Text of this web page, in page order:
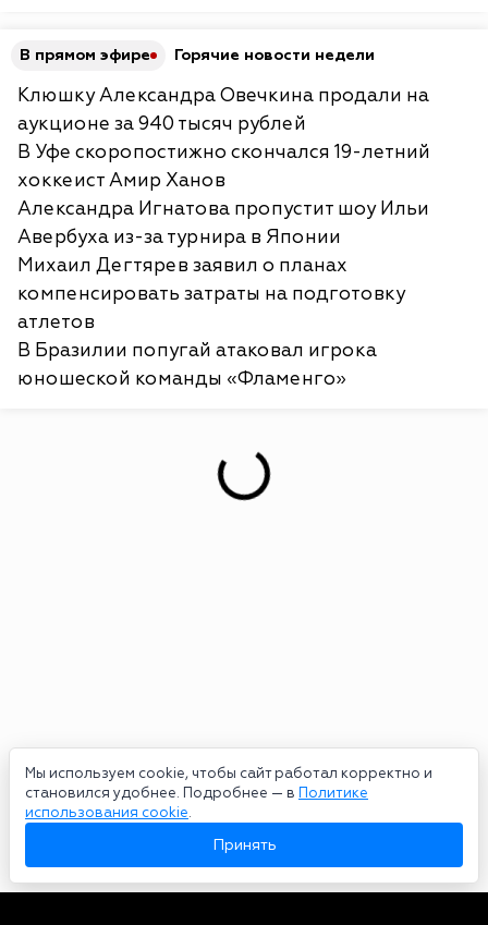
Мы используем cookie, чтобы сайт работал корректно и
становился удобнее. Подробнее — в Политике
использования cookie.
Принять
В прямом эфире Горячие новости недели
Клюшку Александра Овечкина продали на
аукционе за 940 тысяч рублей
В Уфе скоропостижно скончался 19-летний
хоккеист Амир Ханов
Александра Игнатова пропустит шоу Ильи
Авербуха из-за турнира в Японии
Михаил Дегтярев заявил о планах
компенсировать затраты на подготовку
атлетов
В Бразилии попугай атаковал игрока
юношеской команды «Фламенго»